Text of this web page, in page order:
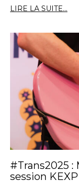
LIRE LA SUITE...
#Trans2025 :
session KEXP